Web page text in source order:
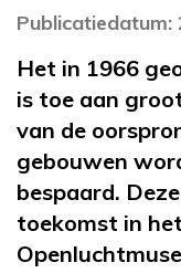
Het in 1966
is toe aan
van de
gebouwen
bespaard.
toekomst in